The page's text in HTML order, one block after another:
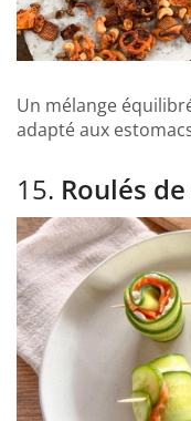
Un mélange
adapté aux
15. Roulés